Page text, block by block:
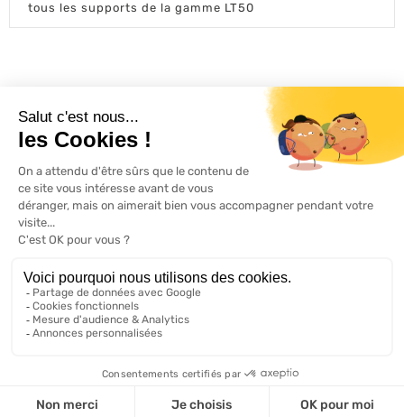
tous les supports de la gamme LT50
L'ACTU 100% VOLET ROULANT

SERVICES
INFORMATIONS
A propos de 100% volets roulant
Conditions générales de vente